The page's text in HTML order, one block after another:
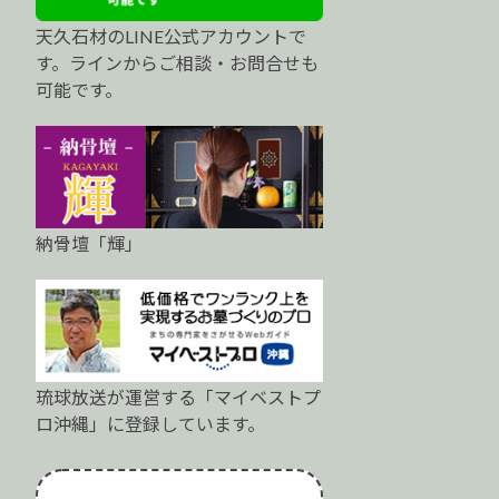
天久石材のLINE公式アカウントで
す。ラインからご相談・お問合せも
可能です。
納骨壇「輝」
琉球放送が運営する「マイベストプ
ロ沖縄」に登録しています。